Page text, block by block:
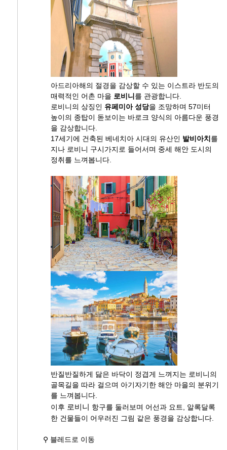
아드리아해의 절경을 감상할 수 있는 이스트라 반도의
매력적인 어촌 마을 로비니 를 관광합니다.
로비니의 상징인 유페미아 성당을 조망하며 57미터
높이의 종탑이 돋보이는 바로크 양식의 아름다운 풍경
을 감상합니다.
17세기에 건축된 베네치아 시대의 유산인 발비아치 를
지나 로비니 구시가지로 들어서며 중세 해안 도시의
정취를 느껴봅니다.
반질반질하게 닳은 바닥이 정겹게 느껴지는 로비니의
골목길을 따라 걸으며 아기자기한 해안 마을의 분위기
를 느껴봅니다.
이후 로비니
항구를 둘러보며 어선과 요트, 알록달록
한 건물들이 어우러진 그림 같은 풍경을 감상합니다.
⚲ 블레드로 이동